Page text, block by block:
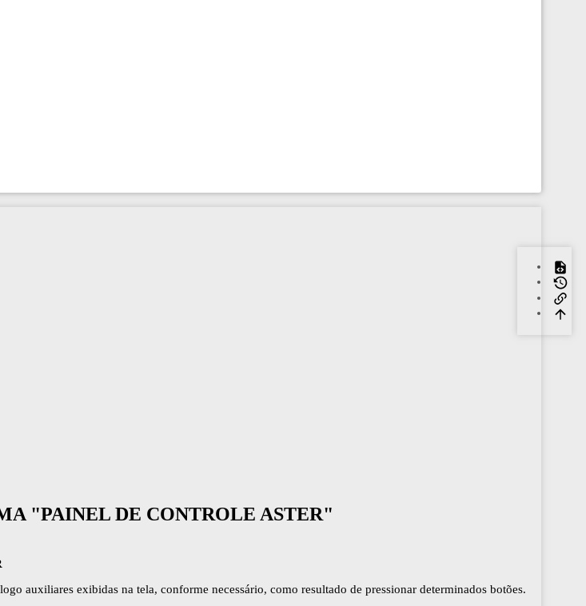
"PAINEL DE CONTROLE ASTER"
auxiliares exibidas na tela, conforme necessário, como resultado de pressionar determinados botões.